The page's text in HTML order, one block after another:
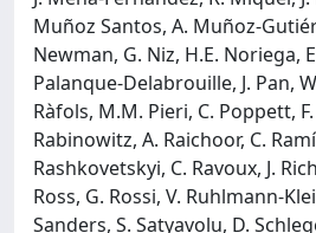
Muñoz Santos, A. Muñoz-
Newman, G. Niz, H.E. Noriega,
Palanque-Delabrouille, J. Pan,
Ràfols, M.M. Pieri, C. Poppett,
Rabinowitz, A. Raichoor, C.
Rashkovetskyi, C. Ravoux, J.
Ross, G. Rossi, V. Ruhlmann-
Sanders, S. Satyavolu, D.